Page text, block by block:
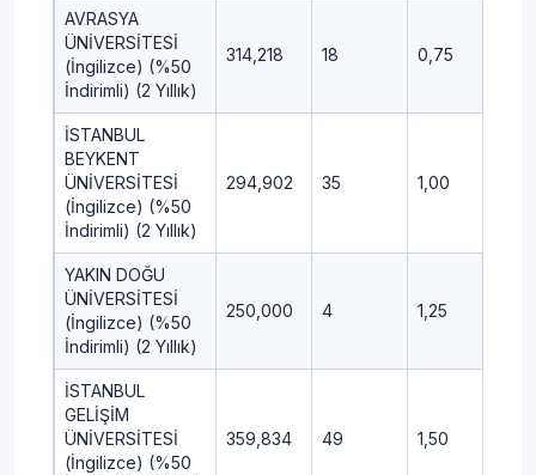
AVRASYA
ÜNİVERSİTESİ
(İngilizce) (%50
İndirimli) (2 Yıllık)
314,218 18 0,75
İSTANBUL
BEYKENT
ÜNİVERSİTESİ
(İngilizce) (%50
İndirimli) (2 Yıllık)
294,902 35 1,00
YAKIN DOĞU
ÜNİVERSİTESİ
(İngilizce) (%50
İndirimli) (2 Yıllık)
250,000 4 1,25
İSTANBUL
GELİŞİM
ÜNİVERSİTESİ
(İngilizce) (%50
359,834 49 1,50